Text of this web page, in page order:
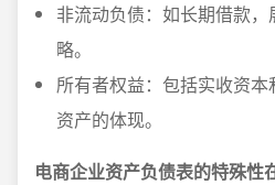
非流动负债：如长期借款
略。
所有者权益：包括实收资
资产的体现。
电商企业资产负债表的特殊性